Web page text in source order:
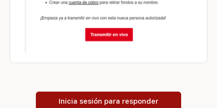
Inicia sesión para responder